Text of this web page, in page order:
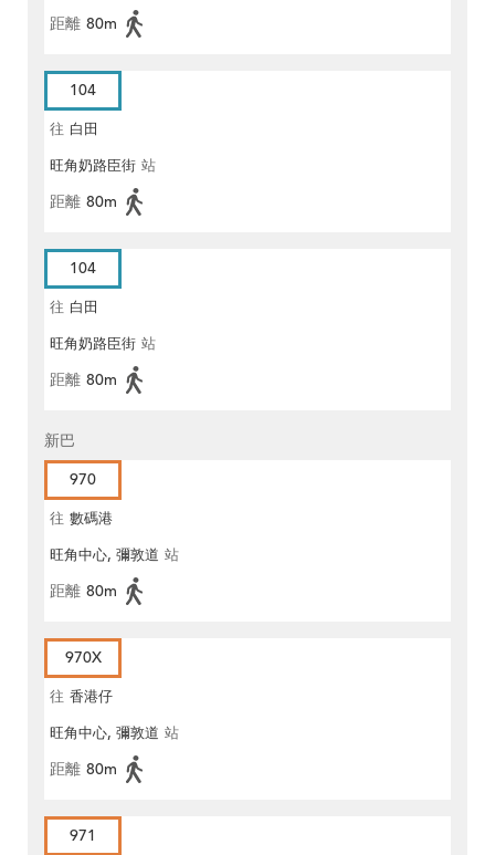
距離 80m
104
往 白田
旺角奶路臣街 站
距離 80m
104
往 白田
旺角奶路臣街 站
距離 80m
新巴
970
往 數碼港
旺角中心, 彌敦道 站
距離 80m
970X
往 香港仔
旺角中心, 彌敦道 站
距離 80m
971